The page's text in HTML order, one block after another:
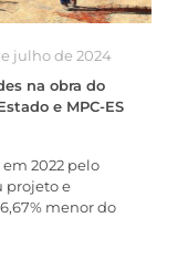
julho de 2024
na obra do
e MPC-ES
2022 pelo
projeto e
menor do